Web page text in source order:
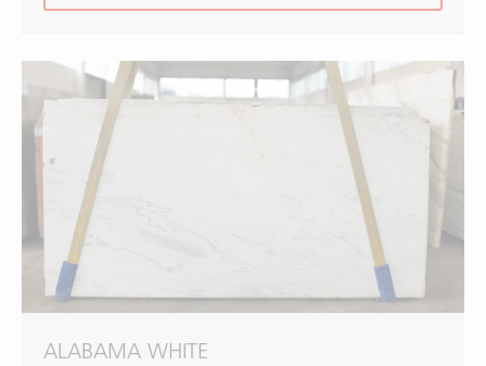
ALABAMA WHITE